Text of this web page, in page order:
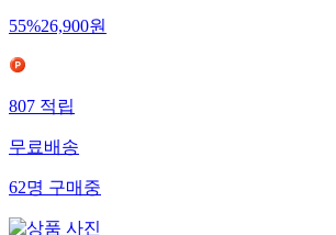
55%26,900원
807적립
무료배송
62명구매중